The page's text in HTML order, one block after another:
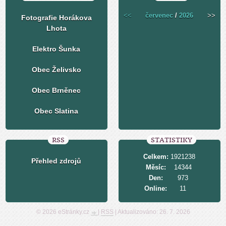
Fotografie Horákova
Lhota
Elektro Šunka
Obec Želivsko
Obec Brněnec
Obec Slatina
<< červenec /2026 >>
RSS
Přehled zdrojů
STATISTIKY
Online: 11
Celkem: 1921238
Měsíc:
14344
Den:
973
© 2026 eStránky.cz RSS| Aktualizováno: 26. 7. 2026